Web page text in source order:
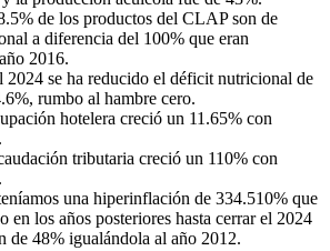
de los productos del CLAP son de
a diferencia del 100% que eran
2016.
2024 se ha reducido el déficit nutricional de
rumbo al hambre cero.
hotelera creció un 11.65% con
tributaria creció un 110% con
una hiperinflación de 334.510% que
en los años posteriores hasta cerrar el 2024
de 48% igualándola al año 2012.